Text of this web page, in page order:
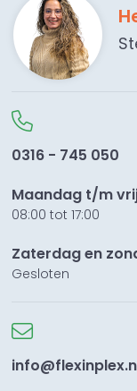
0316 - 745 050
Maandag t/m
08:00 tot 17:00
Zaterdag en
Gesloten